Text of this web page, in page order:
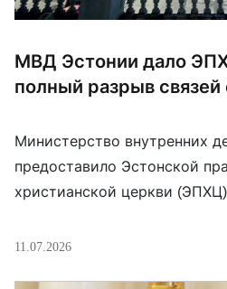
МВД Эстонии дало
полный разрыв
Министерство внутренних
предоставило Эстонской
христианской церкви
связей с патриархом
11.07.2026